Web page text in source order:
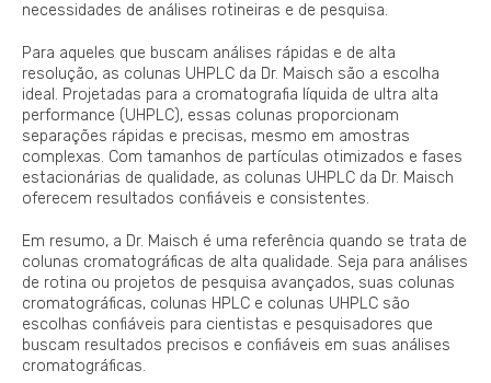
necessidades de análises rotineiras e de pesquisa.
Para aqueles que buscam análises rápidas e de alta
resolução, as colunas UHPLC da Dr. Maisch são a escolha
ideal. Projetadas para a cromatografia líquida de ultra alta
performance (UHPLC), essas colunas proporcionam
separações rápidas e precisas, mesmo em amostras
complexas. Com tamanhos de partículas otimizados e fases
estacionárias de qualidade, as colunas UHPLC da Dr. Maisch
oferecem resultados confiáveis e consistentes.
Em resumo, a Dr. Maisch é uma referência quando se trata de
colunas cromatográficas de alta qualidade. Seja para análises
de rotina ou projetos de pesquisa avançados, suas colunas
cromatográficas, colunas HPLC e colunas UHPLC são
escolhas confiáveis para cientistas e pesquisadores que
buscam resultados precisos e confiáveis em suas análises
cromatográficas.